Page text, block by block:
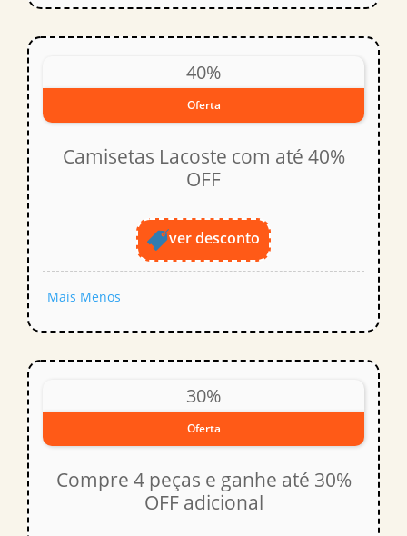
40%
Oferta
Camisetas Lacoste com até 40%
OFF
ver desconto
Mais Menos
30%
Oferta
Compre 4 peças e ganhe até 30%
OFF adicional